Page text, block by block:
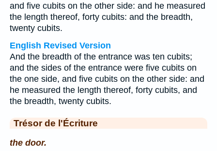
and five cubits on the other side: and he measured
the length thereof, forty cubits: and the breadth,
twenty cubits.
English Revised Version
And the breadth of the entrance was ten cubits;
and the sides of the entrance were five cubits on
the one side, and five cubits on the other side: and
he measured the length thereof, forty cubits, and
the breadth, twenty cubits.
Trésor de l'Écriture
the door.